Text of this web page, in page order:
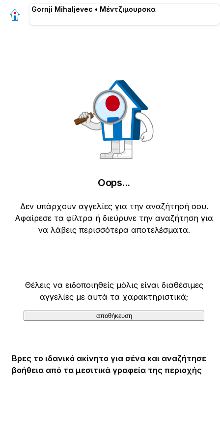
Gornji Mihaljevec • Μέντζιμουρσκα
Οops...
Δεν υπάρχουν αγγελίες για την αναζήτησή σου.
Αφαίρεσε τα φίλτρα ή διεύρυνε την αναζήτηση για
να λάβεις περισσότερα αποτελέσματα.
Θέλεις να ειδοποιηθείς μόλις είναι διαθέσιμες
αγγελίες με αυτά τα χαρακτηριστικά;
αποθήκευση
Βρες το ιδανικό ακίνητο για σένα και αναζήτησε
βοήθεια από τα μεσιτικά γραφεία της περιοχής